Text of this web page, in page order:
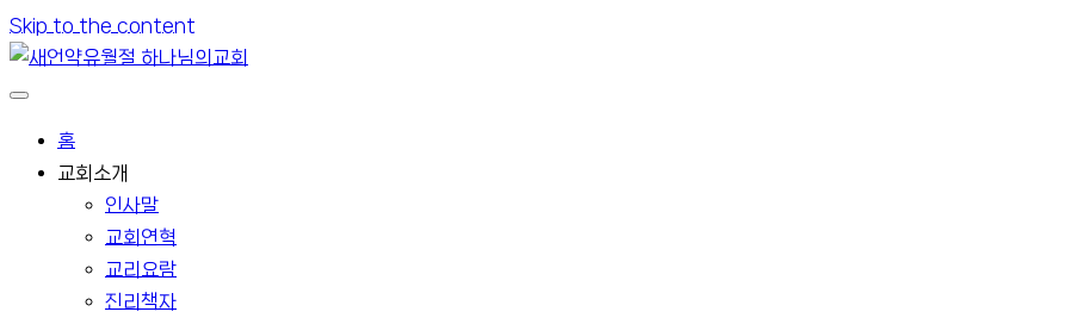
Skip to the content
홈
교회소개
인사말
교회연혁
교리요람
진리책자